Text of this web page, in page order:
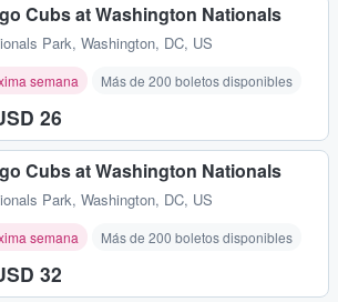
Cubs at Washington Nationals
Park, Washington, DC, US
semana Más de 200 boletos disponibles
26
Cubs at Washington Nationals
Park, Washington, DC, US
semana Más de 200 boletos disponibles
32